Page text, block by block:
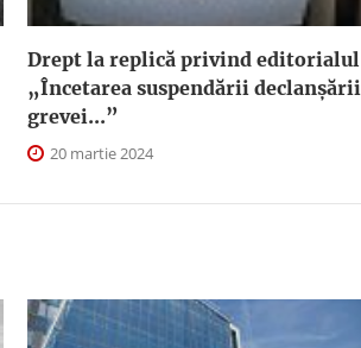
Drept la replică privind editorialul
„Încetarea suspendării declanşării
grevei...”
20 martie 2024